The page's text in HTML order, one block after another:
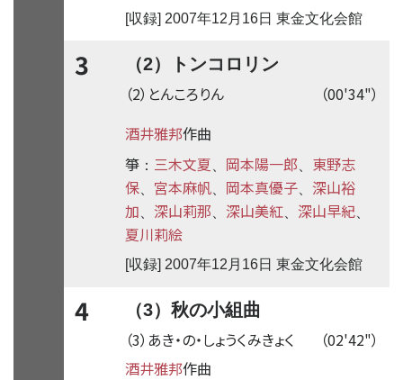
[収録] 2007年12月16日 東金文化会館
3 （2）トンコロリン
（00'34"）
（2）とんころりん
酒井雅邦作曲
箏 ： 三木文夏 岡本陽一郎
東野志
保
宮本麻帆 岡本真優子
深山裕
加
深山莉那 深山美紅 深山早紀
夏川莉絵
[収録] 2007年12月16日 東金文化会館
4 （3）秋の小組曲
（02'42"）
（3）あき・の・しょうくみきょく
酒井雅邦作曲